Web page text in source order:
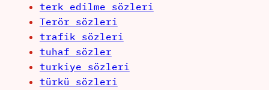
terk edilme sözleri
Terör sözleri
trafik sözleri
tuhaf sözler
turkiye sözleri
türkü sözleri